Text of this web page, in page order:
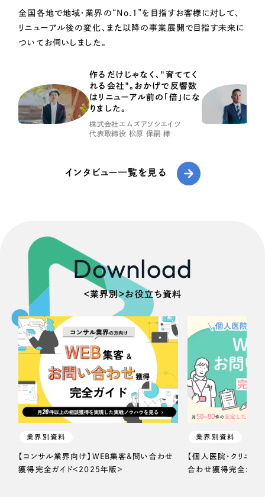
全国各地で地域・業界の“No.1”を目指すお客様に対して、
リニューアル後の変化、また以降の事業展開で目指す未来に
ついてお伺いしました。
作るだけじゃなく、"育ててく
れる会社"。おかげで反響数
はリニューアル前の「倍」にな
りました。
株式会社エムズアソシエイツ
代表取締役 松原 保嗣 様
インタビュー一覧を見る
Download
＜業界別＞お役立ち資料
業界別資料
【コンサル業界向け】WEB集客＆問い合わせ
獲得完全ガイド＜2025年版＞
業界別資料
【個人医院・クリニッ
合わせ獲得完全ガイ